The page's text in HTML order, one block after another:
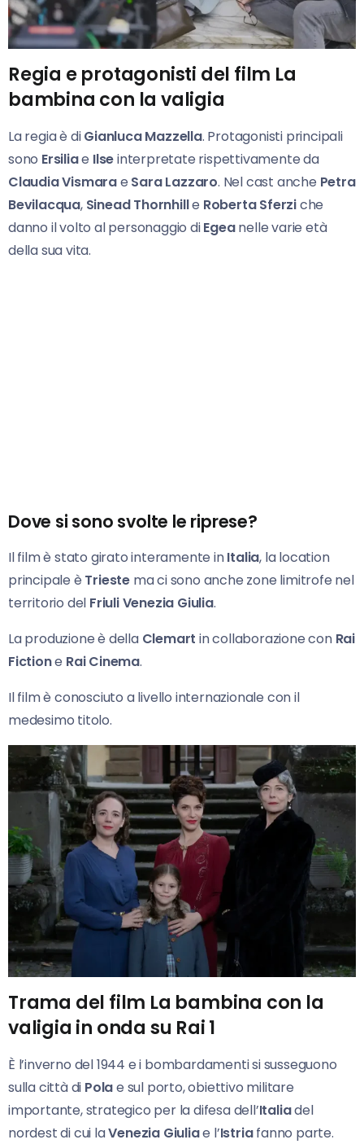
Regia e protagonisti del film La
bambina con la valigia
La regia è diGianluca Mazzella. Protagonisti principali
sono Ersiliae Ilseinterpretate rispettivamente da
Claudia Vismarae Sara Lazzaro. Nel cast anche Petra
Bevilacqua, Sinead Thornhille Roberta Sferziche
danno il volto al personaggio diEgeanelle varie età
della sua vita.
Dove si sono svolte le riprese?
Il film è stato girato interamente inItalia, la location
principale è Trieste ma ci sono anche zone limitrofe nel
territorio del Friuli Venezia Giulia.
La produzione è della Clemartin collaborazione con Rai
Fictione Rai Cinema.
Il film è conosciuto a livello internazionale con il
medesimo titolo.
Trama del film La bambina con la
valigia in onda su Rai 1
È l’inverno del 1944 e i bombardamenti si susseguono
sulla città di Polae sul porto, obiettivo militare
importante, strategico per la difesa dell’Italiadel
nordest di cui laVenezia Giuliae l’Istriafanno parte.